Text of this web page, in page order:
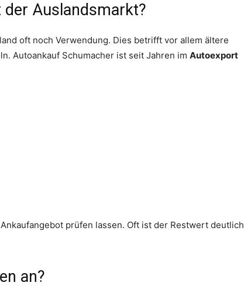
Auslandsmarkt?
oft noch Verwendung. Dies betrifft vor allem ältere
Autoankauf Schumacher ist seit Jahren im Autoexport
prüfen lassen. Oft ist der Restwert deutlich
an?